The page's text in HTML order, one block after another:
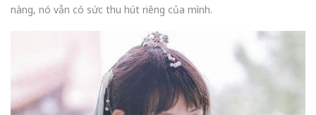
nàng, nó vẫn có sức thu hút riêng của mình.